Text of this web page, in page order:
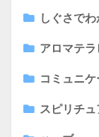
しぐさで
アロマテラ
コミュニ
スピリチ